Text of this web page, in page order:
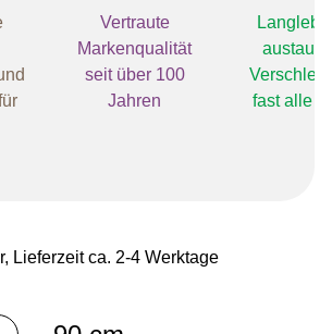
Vertraute
Markenqualität
seit über 100
Jahren
fast alle
Lieferzeit ca. 2-4 Werktage